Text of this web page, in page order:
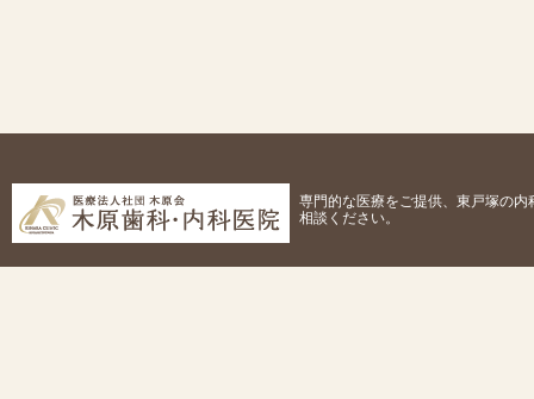
専門的な医療をご提供、東戸塚の
相談ください。